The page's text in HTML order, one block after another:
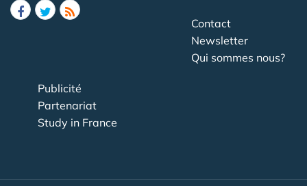
Contact
Newsletter
Qui sommes nous?
Publicité
Partenariat
Study in France